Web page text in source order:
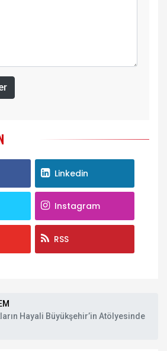
Linkedin
Instagram
RSS
Hayali Büyükşehir’in Atölyesinde